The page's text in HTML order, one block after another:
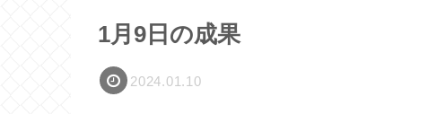
1月9日の成果
2024.01.10